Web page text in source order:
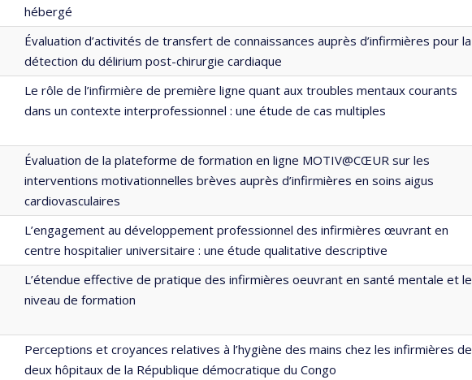
hébergé
Évaluation d’activités de transfert de connaissances auprès d’infirmières pour la
détection du délirium post-chirurgie cardiaque
Le rôle de l’infirmière de première ligne quant aux troubles mentaux courants
dans un contexte interprofessionnel : une étude de cas multiples
Évaluation de la plateforme de formation en ligne MOTIV@CŒUR sur les
interventions motivationnelles brèves auprès d’infirmières en soins aigus
cardiovasculaires
L’engagement au développement professionnel des infirmières œuvrant en
centre hospitalier universitaire : une étude qualitative descriptive
L’étendue effective de pratique des infirmières oeuvrant en santé mentale et le
niveau de formation
Perceptions et croyances relatives à l’hygiène des mains chez les infirmières de
deux hôpitaux de la République démocratique du Congo